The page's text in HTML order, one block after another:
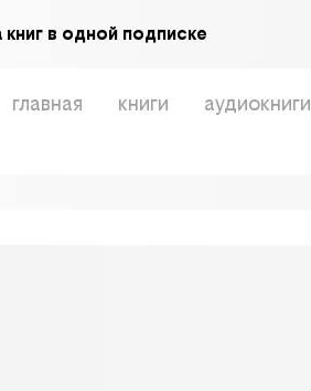
в одной подписке
главная книги аудиокниги